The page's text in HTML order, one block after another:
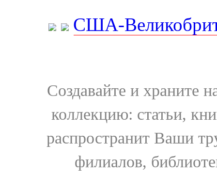
США-
Создавайте и храните
коллекцию: статьи,
распространит Ваши
филиалов,